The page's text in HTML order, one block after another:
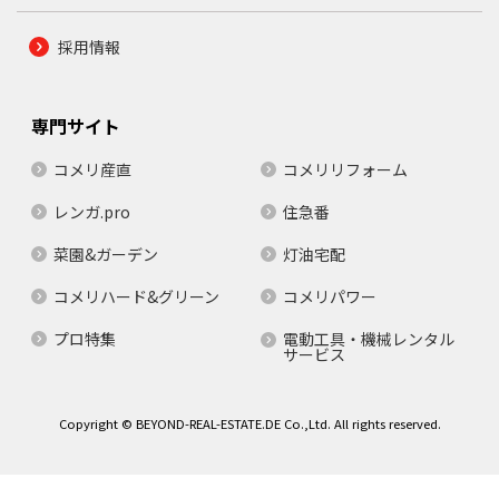
採用情報
専門サイト
コメリ産直
コメリリフォーム
レンガ.pro
住急番
菜園&ガーデン
灯油宅配
コメリハード&グリーン
コメリパワー
プロ特集
電動工具・機械レンタル
サービス
Copyright © BEYOND-REAL-ESTATE.DE Co.,Ltd. All rights reserved.